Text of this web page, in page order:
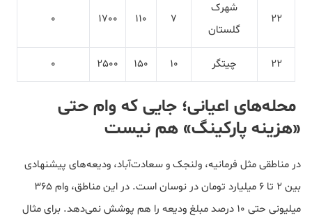
22
شهرک
گلستان
7
110
1700
0
22 چیتگر 10
150
2500
0
محله‌های اعیانی؛ جایی که وام حتی
«هزینه پارکینگ» هم نیست
در مناطقی مثل فرمانیه، ولنجک و سعادت‌آباد، ودیعه‌های پیشنهادی
بین ۲ تا ۶ میلیارد تومان در نوسان است. در این مناطق، وام ۳۶۵
میلیونی حتی ۱۰ درصد مبلغ ودیعه را هم پوشش نمی‌دهد. برای مثال